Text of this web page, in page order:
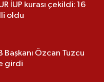
İUP kurası çekildi: 16
oldu
Başkanı Özcan Tuzcu
girdi